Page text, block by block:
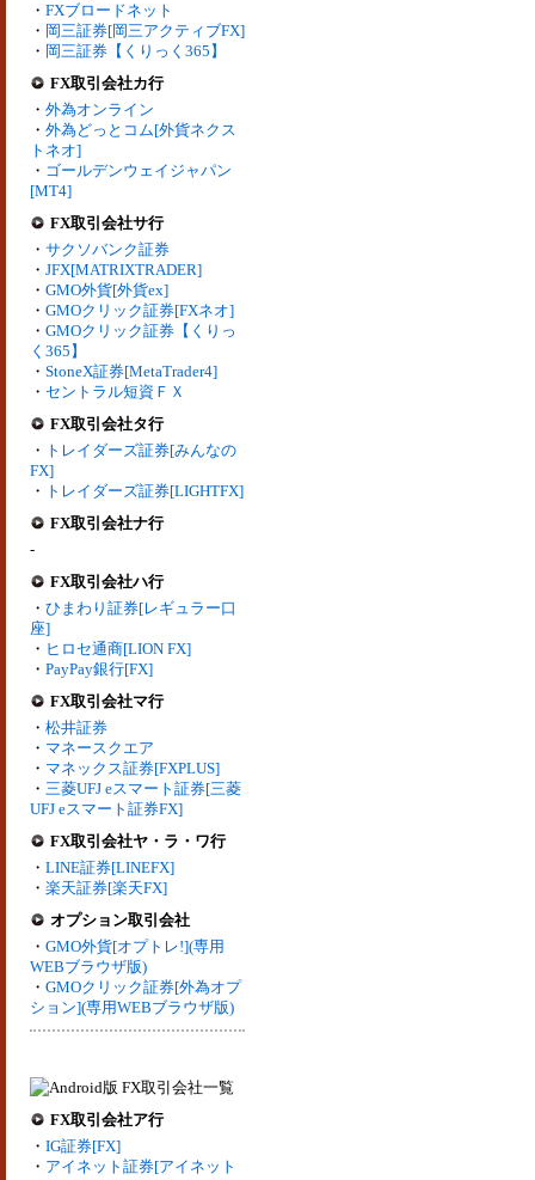
・ FXブロードネット
・ 岡三証券[岡三アクティブFX]
・ 岡三証券【くりっく365】
FX取引会社カ行
・ 外為オンライン
・ 外為どっとコム[外貨ネクス
トネオ]
・ ゴールデンウェイジャパン
[MT4]
FX取引会社サ行
・ サクソバンク証券
・ JFX[MATRIXTRADER]
・ GMO外貨[外貨ex]
・ GMOクリック証券[FXネオ]
・ GMOクリック証券【くりっ
く365】
・ StoneX証券[MetaTrader4]
・ セントラル短資ＦＸ
FX取引会社タ行
・ トレイダーズ証券[みんなの
FX]
・ トレイダーズ証券[LIGHTFX]
FX取引会社ナ行
-
FX取引会社ハ行
・ ひまわり証券[レギュラー口
座]
・ ヒロセ通商[LION FX]
・ PayPay銀行[FX]
FX取引会社マ行
・ 松井証券
・ マネースクエア
・ マネックス証券[FXPLUS]
・ 三菱UFJ eスマート証券[三菱
UFJ eスマート証券FX]
FX取引会社ヤ・ラ・ワ行
・ LINE証券[LINEFX]
・ 楽天証券[楽天FX]
オプション取引会社
・ GMO外貨[オプトレ!](専用
WEBブラウザ版)
・ GMOクリック証券[外為オプ
ション](専用WEBブラウザ版)
FX取引会社ア行
・ IG証券[FX]
・ アイネット証券[アイネット